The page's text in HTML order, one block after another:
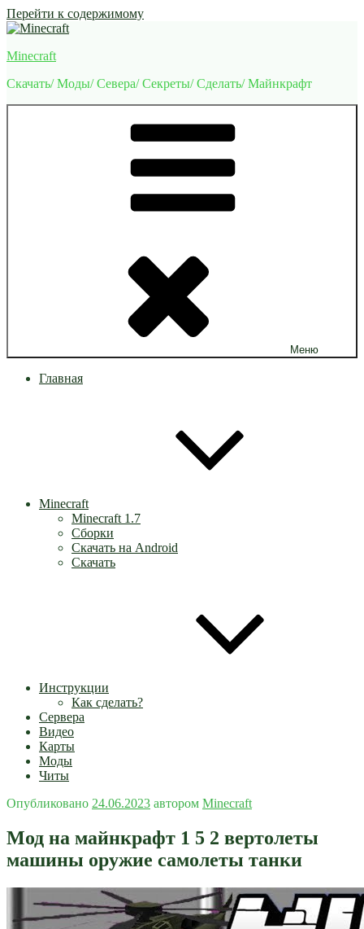
Перейти к содержимому
Minecraft
Скачать/ Моды/ Севера/ Секреты/ Сделать/ Майнкрафт
Меню
Главная
Minecraft
Minecraft 1.7
Сборки
Скачать на Android
Скачать
Инструкции
Как сделать?
Сервера
Видео
Карты
Моды
Читы
Опубликовано 24.06.2023 автором Minecraft
Мод на майнкрафт 1 5 2 вертолеты
машины оружие самолеты танки